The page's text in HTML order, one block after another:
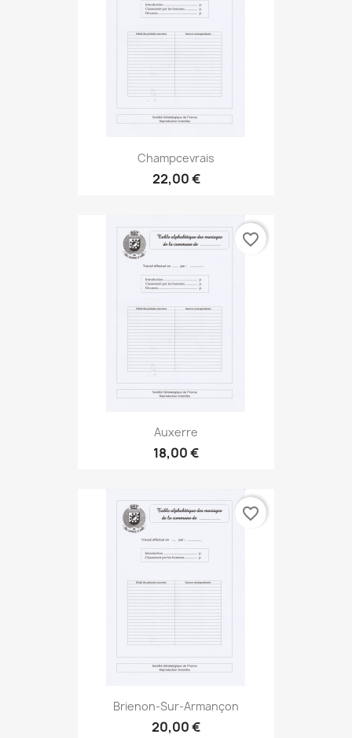
Champcevrais
22,00 €
Auxerre
18,00 €
favorite_border
Brienon-Sur-Armançon
20,00 €
favorite_border